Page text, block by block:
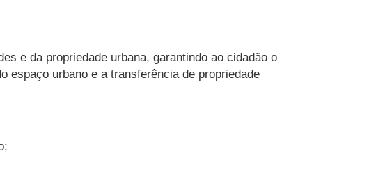
e da propriedade urbana, garantindo ao cidadão o
espaço urbano e a transferência de propriedade